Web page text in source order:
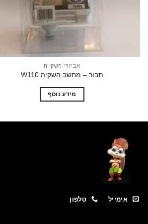
אביזרי השקייה
תבור – מחשב השקיה W110
מידע נוסף
אימייל טלפון